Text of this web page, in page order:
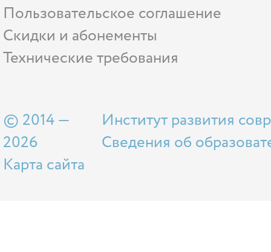
Пользовательское соглашение
Скидки и абонементы
Технические требования
© 2014 —
2026
Карта сайта
Институт развития
Сведения об